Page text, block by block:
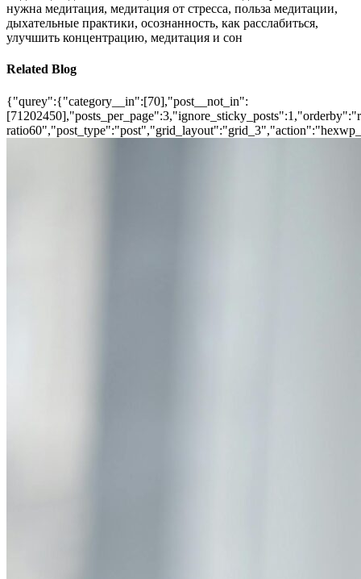
нужна медитация, медитация от стресса, польза медитации,
дыхательные практики, осознанность, как расслабиться,
улучшить концентрацию, медитация и сон
Related Blog
{"qurey":{"category__in":[70],"post__not_in":